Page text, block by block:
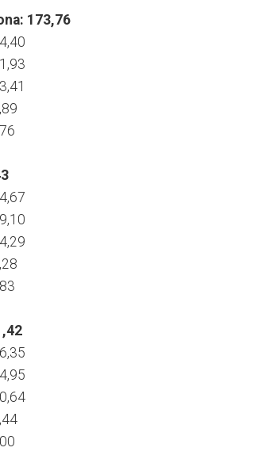
173,76